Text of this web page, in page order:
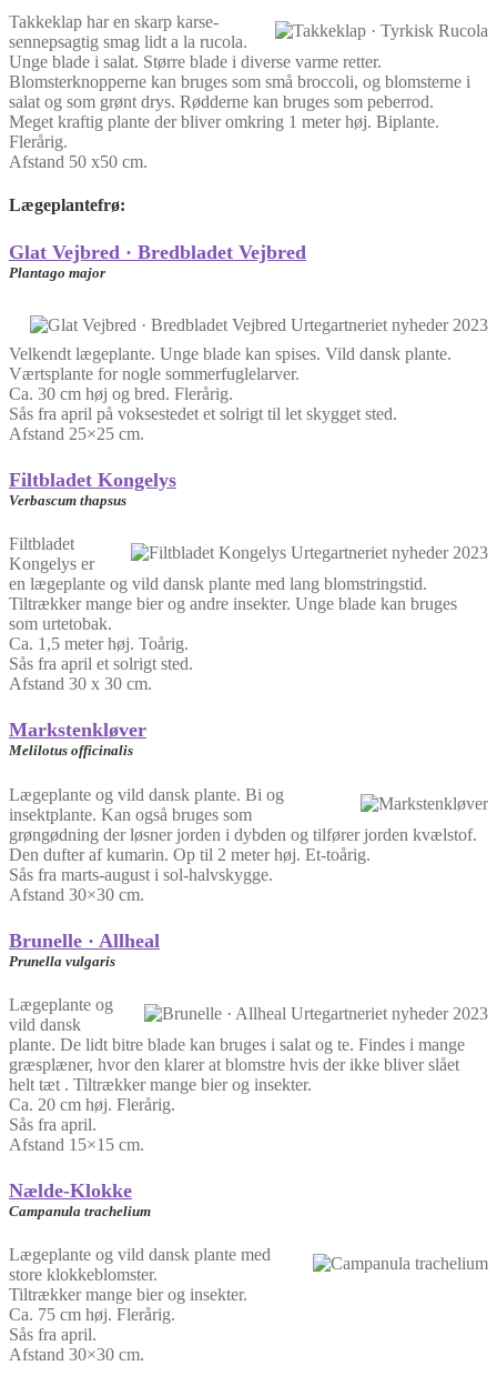
Takkeklap har en skarp karse-
sennepsagtig smag lidt a la rucola.
Unge blade i salat. Større blade i diverse varme retter.
Blomsterknopperne kan bruges som små broccoli, og blomsterne i
salat og som grønt drys. Rødderne kan bruges som peberrod.
Meget kraftig plante der bliver omkring 1 meter høj. Biplante.
Flerårig.
Afstand 50 x50 cm.
Lægeplantefrø:
Glat Vejbred · Bredbladet Vejbred
Plantago major
Velkendt lægeplante. Unge blade kan spises. Vild dansk plante.
Værtsplante for nogle sommerfuglelarver.
Ca. 30 cm høj og bred. Flerårig.
Sås fra april på voksestedet et solrigt til let skygget sted.
Afstand 25×25 cm.
Filtbladet Kongelys
Verbascum thapsus
Filtbladet
Kongelys er
en lægeplante og vild dansk plante med lang blomstringstid.
Tiltrækker mange bier og andre insekter. Unge blade kan bruges
som urtetobak.
Ca. 1,5 meter høj. Toårig.
Sås fra april et solrigt sted.
Afstand 30 x 30 cm.
Markstenkløver
Melilotus officinalis
Lægeplante og vild dansk plante. Bi og
insektplante. Kan også bruges som
grøngødning der løsner jorden i dybden og tilfører jorden kvælstof.
Den dufter af kumarin. Op til 2 meter høj. Et-toårig.
Sås fra marts-august i sol-halvskygge.
Afstand 30×30 cm.
Brunelle · Allheal
Prunella vulgaris
Lægeplante og
vild dansk
plante. De lidt bitre blade kan bruges i salat og te. Findes i mange
græsplæner, hvor den klarer at blomstre hvis der ikke bliver slået
helt tæt . Tiltrækker mange bier og insekter.
Ca. 20 cm høj. Flerårig.
Sås fra april.
Afstand 15×15 cm.
Nælde-Klokke
Campanula trachelium
Lægeplante og vild dansk plante med
store klokkeblomster.
Tiltrækker mange bier og insekter.
Ca. 75 cm høj. Flerårig.
Sås fra april.
Afstand 30×30 cm.